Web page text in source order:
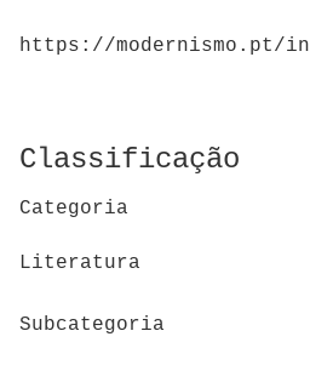
https://modernismo.pt/
Classificação
Categoria
Literatura
Subcategoria